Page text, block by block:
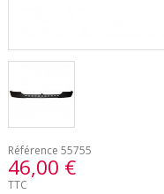
Référence 55755
46,00 €
TTC